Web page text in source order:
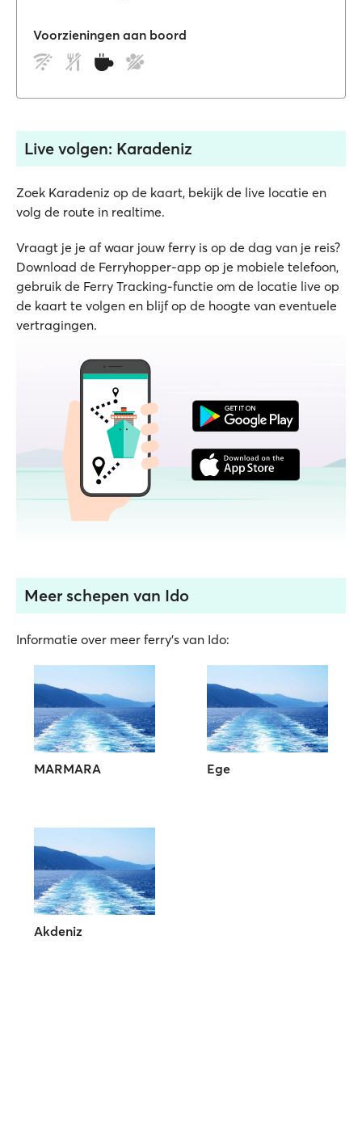
Voorzieningen aan boord
Live volgen: Karadeniz
Zoek Karadeniz op de kaart, bekijk de live locatie en
volg de route in realtime.
Vraagt je je af waar jouw ferry is op de dag van je reis?
Download de Ferryhopper-app op je mobiele telefoon,
gebruik de Ferry Tracking-functie om de locatie live op
de kaart te volgen en blijf op de hoogte van eventuele
vertragingen.
Meer schepen van Ido
Informatie over meer ferry's van Ido:
MARMARA Ege
Akdeniz